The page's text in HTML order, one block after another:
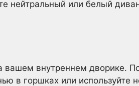
нейтральный или белый
внутреннем дворике.
в горшках или используйте